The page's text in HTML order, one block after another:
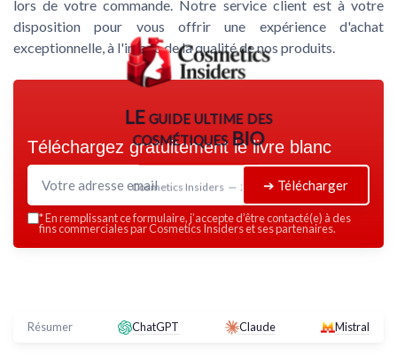
lors de votre commande. Notre service client est à votre
disposition pour vous offrir une expérience d'achat
exceptionnelle, à l'image de la qualité de nos produits.
LE guide ultime des
cosmétiques BIO
Cosmetics Insiders — 2026
Téléchargez gratuitement le livre blanc
➔ Télécharger
*En remplissant ce formulaire, j’accepte d’être contacté(e) à des
fins commerciales par Cosmetics Insiders et ses partenaires.
Résumer ChatGPT Claude Mistral